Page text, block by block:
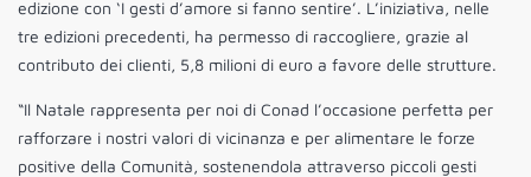
edizione con ‘I gesti d’amore si fanno sentire’. L’iniziativa, nelle
tre edizioni precedenti, ha permesso di raccogliere, grazie al
contributo dei clienti, 5,8 milioni di euro a favore delle strutture.
“Il Natale rappresenta per noi di Conad l’occasione perfetta per
rafforzare i nostri valori di vicinanza e per alimentare le forze
positive della Comunità, sostenendola attraverso piccoli gesti